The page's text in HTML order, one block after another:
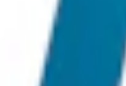
medel samt
rymmer 24 prillor. Prillan